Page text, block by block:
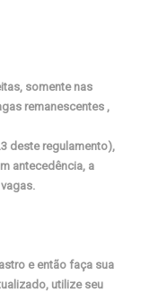
somente nas
remanescentes ,
deste regulamento),
antecedência, a
e então faça sua
utilize seu